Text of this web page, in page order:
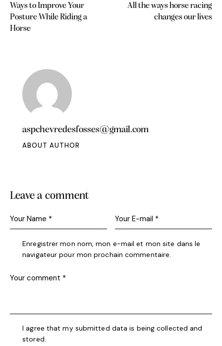
Ways to Improve Your
Posture While Riding a
Horse
All the ways horse racing
changes our lives
aspchevredesfosses@gmail.com
ABOUT AUTHOR
Leave a comment
Enregistrer mon nom, mon e-mail et mon site dans le
navigateur pour mon prochain commentaire.
I agree that my submitted data is being collected and
stored.